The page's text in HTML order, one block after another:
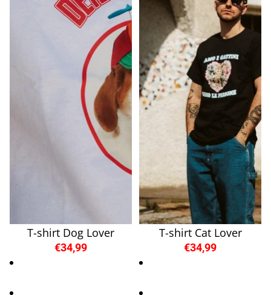
T-shirt Dog Lover
€34,99
T-shirt Cat Lover
€34,99